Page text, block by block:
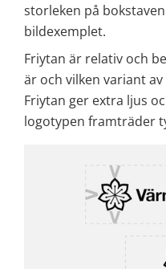
storleken på
bildexemplet.
Friytan är relativ och
är och vilken variant
Friytan ger extra ljus
logotypen framträder